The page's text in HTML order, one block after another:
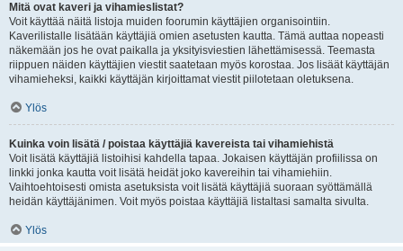
Mitä ovat kaveri ja vihamieslistat?
Voit käyttää näitä listoja muiden foorumin käyttäjien organisointiin.
Kaverilistalle lisätään käyttäjiä omien asetusten kautta. Tämä auttaa nopeasti
näkemään jos he ovat paikalla ja yksityisviestien lähettämisessä. Teemasta
riippuen näiden käyttäjien viestit saatetaan myös korostaa. Jos lisäät käyttäjän
vihamieheksi, kaikki käyttäjän kirjoittamat viestit piilotetaan oletuksena.
Ylös
Kuinka voin lisätä / poistaa käyttäjiä kavereista tai vihamiehistä
Voit lisätä käyttäjiä listoihisi kahdella tapaa. Jokaisen käyttäjän profiilissa on
linkki jonka kautta voit lisätä heidät joko kavereihin tai vihamiehiin.
Vaihtoehtoisesti omista asetuksista voit lisätä käyttäjiä suoraan syöttämällä
heidän käyttäjänimen. Voit myös poistaa käyttäjiä listaltasi samalta sivulta.
Ylös